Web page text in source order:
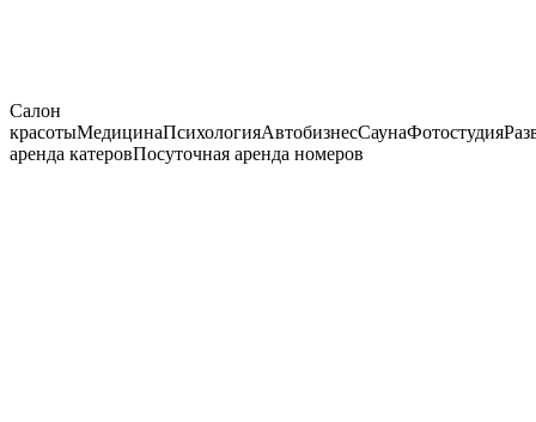
Салон
красотыМедицинаПсихологияАвтобизнесСаунаФотостудия
аренда катеровПосуточная аренда номеров